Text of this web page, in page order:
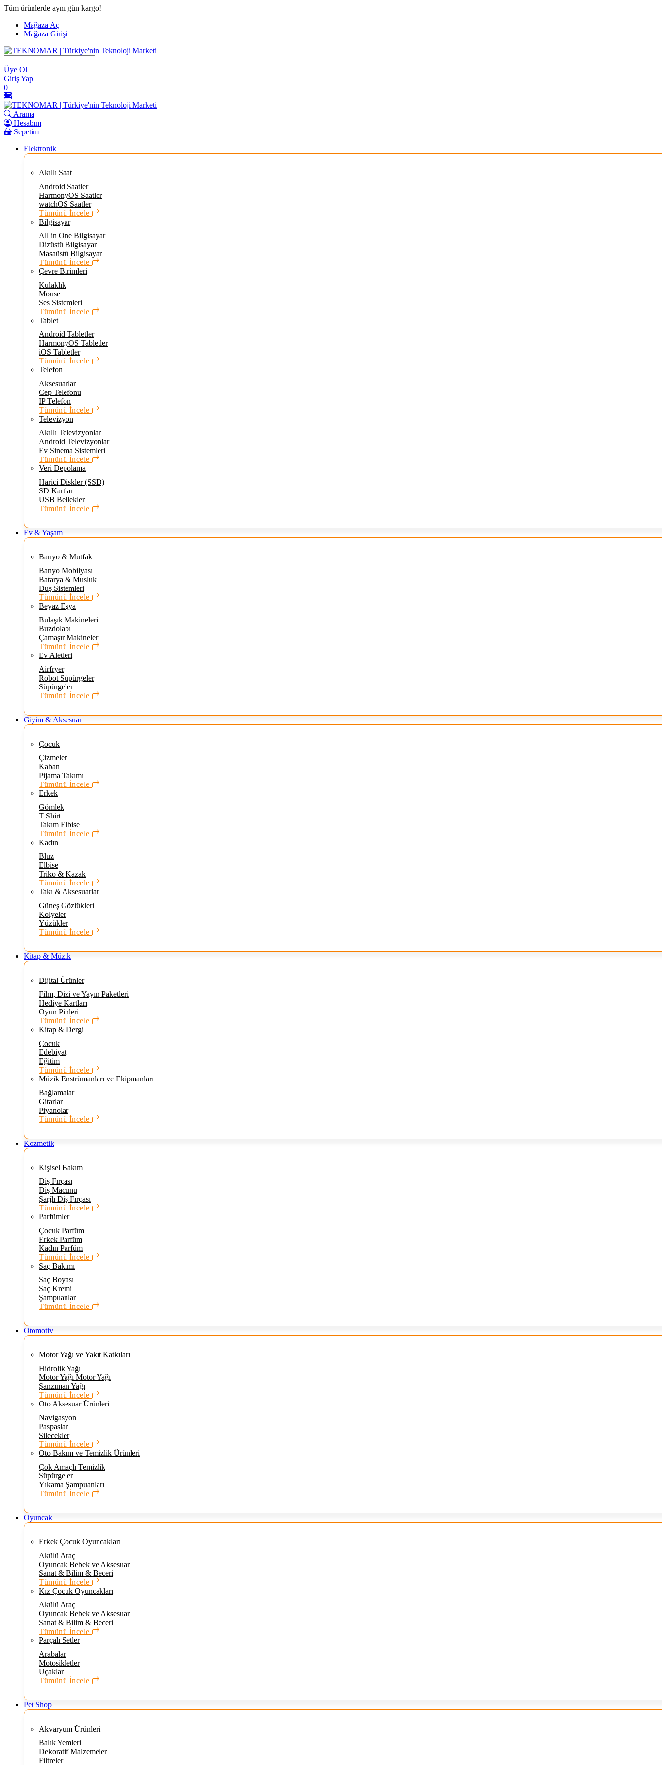
İçeriği
Tüm ürünlerde aynı gün kargo!
Mağaza Aç
Mağaza Girişi
Üye Ol
Giriş Yap
0
Arama
Hesabım
Sepetim
Elektronik
Akıllı Saat
Android Saatler
HarmonyOS Saatler
watchOS Saatler
Tümünü İncele
Bilgisayar
All in One Bilgisayar
Dizüstü Bilgisayar
Masaüstü Bilgisayar
Tümünü İncele
Çevre Birimleri
Kulaklık
Mouse
Ses Sistemleri
Tümünü İncele
Tablet
Android Tabletler
HarmonyOS Tabletler
iOS Tabletler
Tümünü İncele
Telefon
Aksesuarlar
Cep Telefonu
IP Telefon
Tümünü İncele
Televizyon
Akıllı Televizyonlar
Android Televizyonlar
Ev Sinema Sistemleri
Tümünü İncele
Veri Depolama
Harici Diskler (SSD)
SD Kartlar
USB Bellekler
Tümünü İncele
Ev & Yaşam
Banyo & Mutfak
Banyo Mobilyası
Batarya & Musluk
Duş Sistemleri
Tümünü İncele
Beyaz Eşya
Bulaşık Makineleri
Buzdolabı
Çamaşır Makineleri
Tümünü İncele
Ev Aletleri
Airfryer
Robot Süpürgeler
Süpürgeler
Tümünü İncele
Giyim & Aksesuar
Çocuk
Çizmeler
Kaban
Pijama Takımı
Tümünü İncele
Erkek
Gömlek
T-Shirt
Takım Elbise
Tümünü İncele
Kadın
Bluz
Elbise
Triko & Kazak
Tümünü İncele
Takı & Aksesuarlar
Güneş Gözlükleri
Kolyeler
Yüzükler
Tümünü İncele
Kitap & Müzik
Dijital Ürünler
Film, Dizi ve Yayın Paketleri
Hediye Kartları
Oyun Pinleri
Tümünü İncele
Kitap & Dergi
Çocuk
Edebiyat
Eğitim
Tümünü İncele
Müzik Enstrümanları ve Ekipmanları
Bağlamalar
Gitarlar
Piyanolar
Tümünü İncele
Kozmetik
Kişisel Bakım
Diş Fırçası
Diş Macunu
Şarjlı Diş Fırçası
Tümünü İncele
Parfümler
Çocuk Parfüm
Erkek Parfüm
Kadın Parfüm
Tümünü İncele
Saç Bakımı
Saç Boyası
Saç Kremi
Şampuanlar
Tümünü İncele
Otomotiv
Motor Yağı ve Yakıt Katkıları
Hidrolik Yağı
Motor Yağı Motor Yağı
Şanzıman Yağı
Tümünü İncele
Oto Aksesuar Ürünleri
Navigasyon
Paspaslar
Silecekler
Tümünü İncele
Oto Bakım ve Temizlik Ürünleri
Çok Amaçlı Temizlik
Süpürgeler
Yıkama Şampuanları
Tümünü İncele
Oyuncak
Erkek Çocuk Oyuncakları
Akülü Araç
Oyuncak Bebek ve Aksesuar
Sanat & Bilim & Beceri
Tümünü İncele
Kız Çocuk Oyuncakları
Akülü Araç
Oyuncak Bebek ve Aksesuar
Sanat & Bilim & Beceri
Tümünü İncele
Parçalı Setler
Arabalar
Motosikletler
Uçaklar
Tümünü İncele
Pet Shop
Akvaryum Ürünleri
Balık Yemleri
Dekoratif Malzemeler
Filtreler